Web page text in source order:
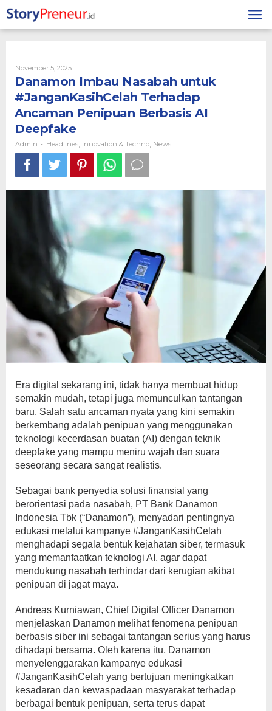
to
content
November 5, 2025By
Admin
Danamon Imbau Nasabah untuk
#JanganKasihCelah Terhadap
Ancaman Penipuan Berbasis AI
Deepfake
Admin - Headlines Innovation & Techno News
Era digital sekarang ini, tidak hanya membuat hidup
semakin mudah, tetapi juga memunculkan tantangan
baru. Salah satu ancaman nyata yang kini semakin
berkembang adalah penipuan yang menggunakan
teknologi kecerdasan buatan (AI) dengan teknik
deepfake yang mampu meniru wajah dan suara
seseorang secara sangat realistis.
Sebagai bank penyedia solusi finansial yang
berorientasi pada nasabah, PT Bank Danamon
Indonesia Tbk (“Danamon”), menyadari pentingnya
edukasi melalui kampanye #JanganKasihCelah
menghadapi segala bentuk kejahatan siber, termasuk
yang memanfaatkan teknologi AI, agar dapat
mendukung nasabah terhindar dari kerugian akibat
penipuan di jagat maya.
Andreas Kurniawan, Chief Digital Officer Danamon
menjelaskan Danamon melihat fenomena penipuan
berbasis siber ini sebagai tantangan serius yang harus
dihadapi bersama. Oleh karena itu, Danamon
menyelenggarakan kampanye edukasi
#JanganKasihCelah yang bertujuan meningkatkan
kesadaran dan kewaspadaan masyarakat terhadap
berbagai bentuk penipuan, serta terus dapat